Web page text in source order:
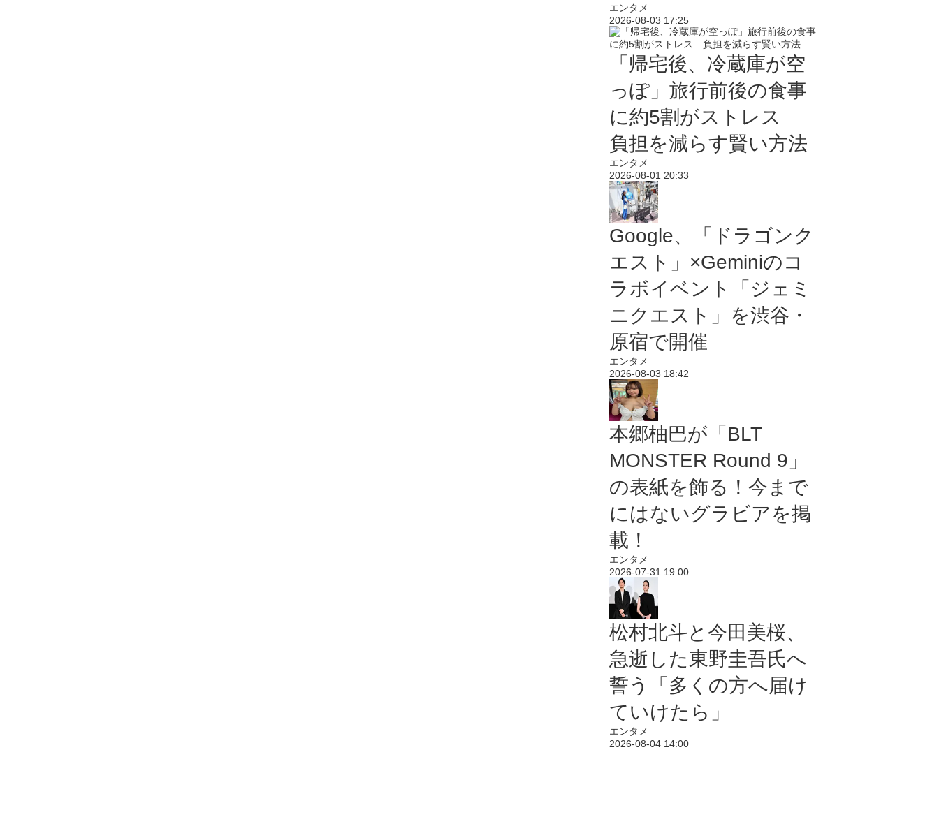
エンタメ
2026-08-03 17:25
「帰宅後、冷蔵庫が空
っぽ」旅行前後の食事
に約5割がストレス
負担を減らす賢い方法
エンタメ
2026-08-01 20:33
Google、「ドラゴンク
エスト」×Geminiのコ
ラボイベント「ジェミ
ニクエスト」を渋谷・
原宿で開催
エンタメ
2026-08-03 18:42
本郷柚巴が「BLT
MONSTER Round 9」
の表紙を飾る！今まで
にはないグラビアを掲
載！
エンタメ
2026-07-31 19:00
松村北斗と今田美桜、
急逝した東野圭吾氏へ
誓う「多くの方へ届け
ていけたら」
エンタメ
2026-08-04 14:00